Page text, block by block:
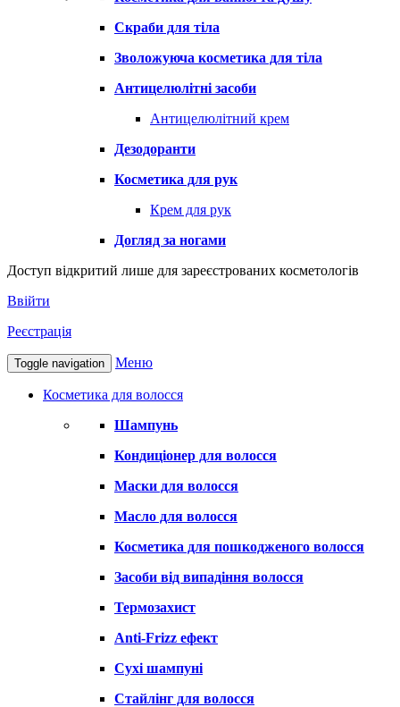
Скраби для тіла
Зволожуюча косметика для тіла
Антицелюлітні засоби
Антицелюлітний крем
Дезодоранти
Косметика для рук
Крем для рук
Догляд за ногами
Доступ відкритий лише для зареєстрованих косметологів
Ввійти
Реєстрація
Toggle navigation Меню
Косметика для волосся
Шампунь
Кондиціонер для волосся
Маски для волосся
Масло для волосся
Косметика для пошкодженого волосся
Засоби від випадіння волосся
Термозахист
Anti-Frizz ефект
Сухі шампуні
Стайлінг для волосся